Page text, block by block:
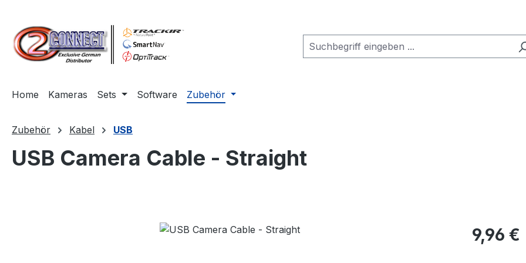
Home Kameras Sets Software Zubehör
Zubehör Kabel USB
USB Camera Cable - Straight
Regulärer
9,96 €